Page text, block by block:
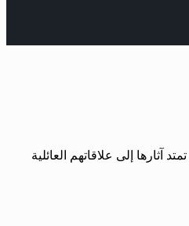
إلى علاقاتهم العائلية